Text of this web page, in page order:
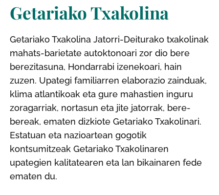
Getariako Txakolina
Getariako Txakolina Jatorri-Deiturako txakolinak
mahats-barietate autoktonoari zor dio bere
berezitasuna, Hondarrabi izenekoari, hain
zuzen. Upategi familiarren elaborazio zainduak,
klima atlantikoak eta gure mahastien inguru
zoragarriak, nortasun eta jite jatorrak, bere-
bereak, ematen dizkiote Getariako Txakolinari.
Estatuan eta nazioartean gogotik
kontsumitzeak Getariako Txakolinaren
upategien kalitatearen eta lan bikainaren fede
ematen du.